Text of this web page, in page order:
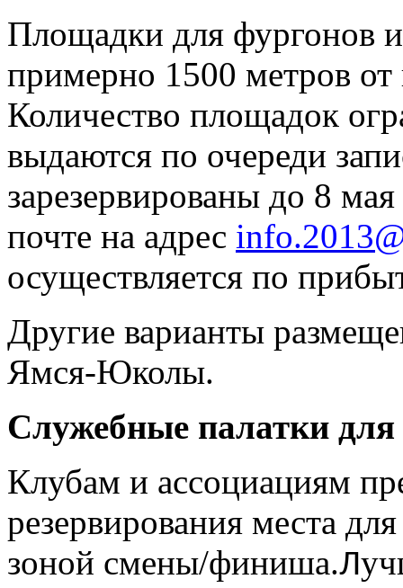
Площадки для фургонов
примерно 1500 метров
Количество площадок
выдаются по очереди
зарезервированы до 8
почте на адрес
осуществляется по
Другие варианты
Ямся-Юколы.
Служебные палатки
Клубам и ассоциациям
резервирования места
зоной смены/финиша.Л